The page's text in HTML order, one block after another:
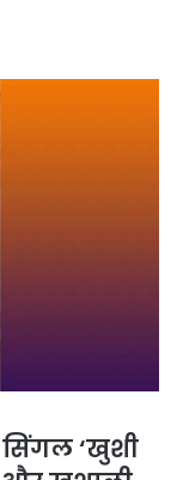
सिंगल ‘खुशी